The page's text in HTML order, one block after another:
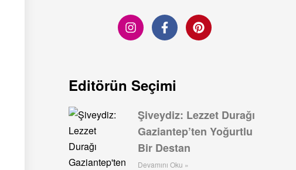
Editörün Seçimi
Şiveydiz: Lezzet Durağı
Gaziantep’ten Yoğurtlu
Bir Destan
Devamını Oku »